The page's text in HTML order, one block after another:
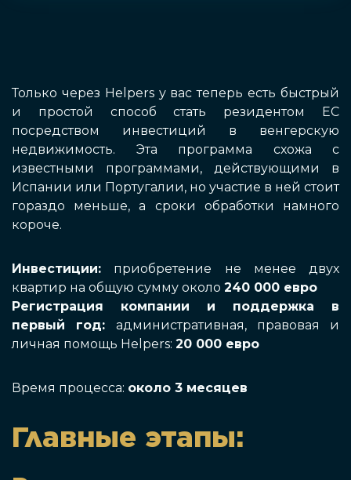
Только через Helpers у вас теперь есть быстрый
и простой способ стать резидентом ЕС
посредством инвестиций в венгерскую
недвижимость. Эта программа схожа с
известными программами, действующими в
Испании или Португалии, но участие в ней стоит
гораздо меньше, а сроки обработки намного
короче.
Инвестиции: приобретение не менее двух
квартир на общую сумму около 240 000 евро
Регистрация компании и поддержка в
первый год: административная, правовая и
личная помощь Helpers: 20 000 евро
Время процесса: около 3 месяцев
Главные этапы: